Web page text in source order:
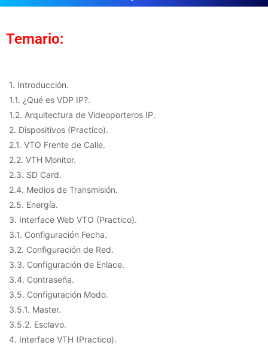
Temario:
1. Introducción.
1.1. ¿Qué es VDP IP?.
1.2. Arquitectura de Videoporteros IP.
2. Dispositivos (Practico).
2.1. VTO Frente de Calle.
2.2. VTH Monitor.
2.3. SD Card.
2.4. Medios de Transmisión.
2.5. Energía.
3. Interface Web VTO (Practico).
3.1. Configuración Fecha.
3.2. Configuración de Red.
3.3. Configuración de Enlace.
3.4. Contraseña.
3.5. Configuración Modo.
3.5.1. Master.
3.5.2. Esclavo.
4. Interface VTH (Practico).